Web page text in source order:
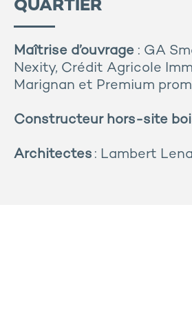
QUARTIER
Maîtrise d’ouvrage : GA
Nexity, Crédit Agricole
Marignan et Premium
Constructeur hors-site
Architectes : Lambert